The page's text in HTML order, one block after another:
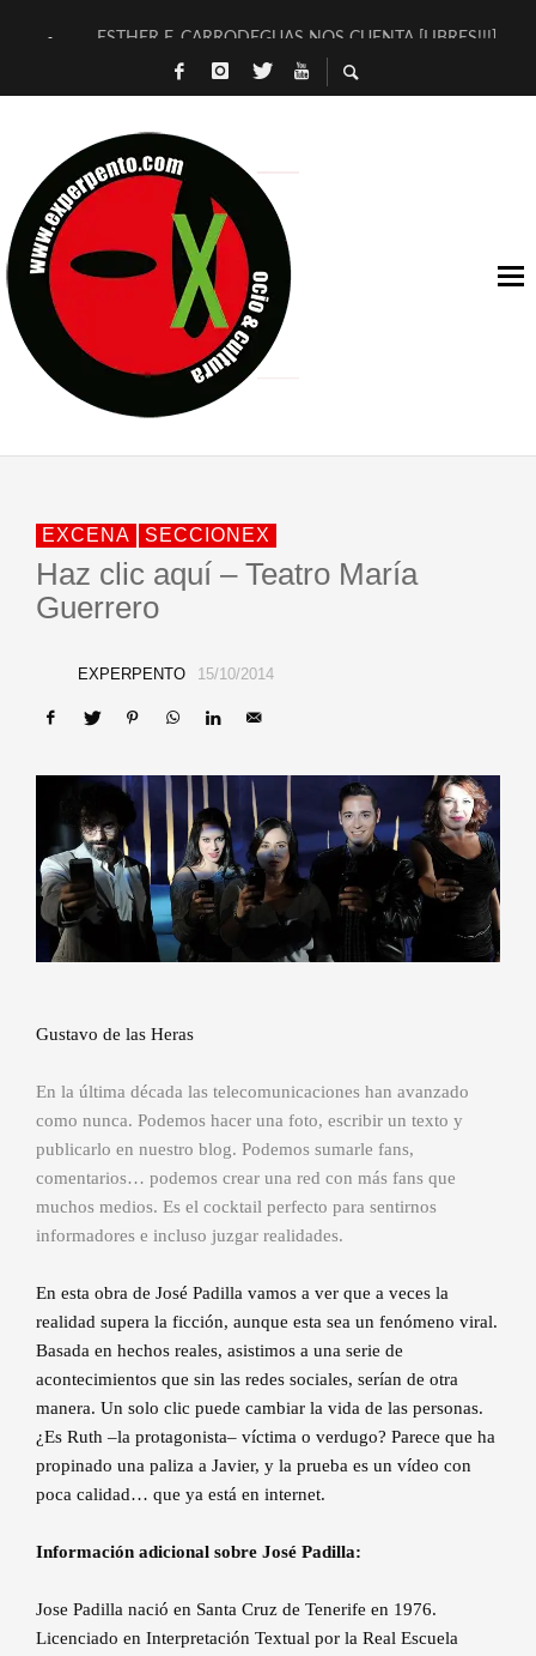
ESTHER F. CARRODEGUAS NOS CUENTA [LIBRES!!!]
[TERRA DE GUAPES] DE SANDRA MONFORT
TIMBRE 4, LA ESCUELA DEL DIRECTOR TEATRAL CLAUDIO
30 AÑOS (NO ES NADA) DE LA KATARSIS DEL TOMATAZO
MILITARES JUDÍAS EN #EXVITA
D’BALDOMEROS REINVENTAN [BITÁCORA 3.0] EN EXVITA
MARSHALL FLASH PRESENTA EN EXVITA [RELATIVA
JOFRE BARDAGÍ EN EXVITA INTERPRETANDO A SERRAT
EXCENA SECCIONEX
Haz clic aquí – Teatro María
Guerrero
EXPERPENTO 15/10/2014
Gustavo de las Heras
En la última década las telecomunicaciones han avanzado
como nunca. Podemos hacer una foto, escribir un texto y
publicarlo en nuestro blog. Podemos sumarle fans,
comentarios… podemos crear una red con más fans que
muchos medios. Es el cocktail perfecto para sentirnos
informadores e incluso juzgar realidades.
En esta obra de José Padilla vamos a ver que a veces la
realidad supera la ficción, aunque esta sea un fenómeno viral.
Basada en hechos reales, asistimos a una serie de
acontecimientos que sin las redes sociales, serían de otra
manera. Un solo clic puede cambiar la vida de las personas.
¿Es Ruth –la protagonista– víctima o verdugo? Parece que ha
propinado una paliza a Javier, y la prueba es un vídeo con
poca calidad… que ya está en internet.
Información adicional sobre José Padilla:
Jose Padilla nació en Santa Cruz de Tenerife en 1976.
Licenciado en Interpretación Textual por la Real Escuela